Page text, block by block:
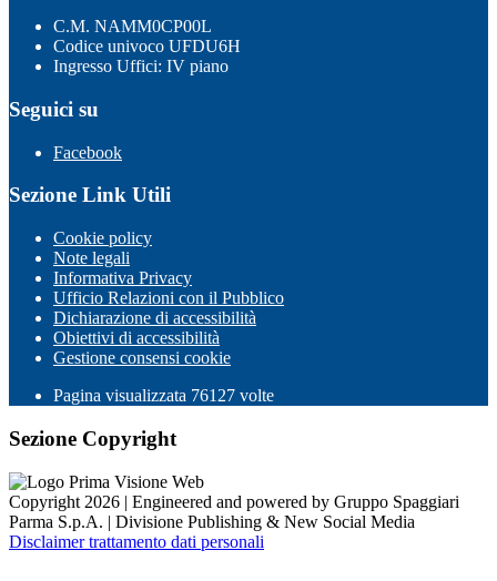
C.M. NAMM0CP00L
Codice univoco UFDU6H
Ingresso Uffici: IV piano
Seguici su
Facebook
Sezione Link Utili
Cookie policy
Note legali
Informativa Privacy
Ufficio Relazioni con il Pubblico
Dichiarazione di accessibilità
Obiettivi di accessibilità
Gestione consensi cookie
Pagina visualizzata 76127 volte
Sezione Copyright
Copyright 2026 | Engineered and powered by Gruppo Spaggiari
Parma S.p.A. | Divisione Publishing & New Social Media
Disclaimer trattamento dati personali